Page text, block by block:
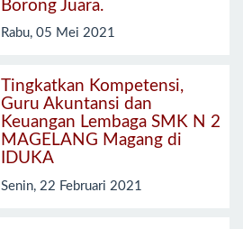
Borong Juara.
Rabu, 05 Mei 2021
Tingkatkan Kompetensi,
Guru Akuntansi dan
Keuangan Lembaga SMK N 2
MAGELANG Magang di
IDUKA
Senin, 22 Februari 2021